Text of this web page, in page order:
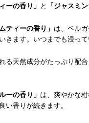
ーの香り」 と 「ジャスミ
ティーの香り」 は、ベル
きます。いつまでも浸って
る天然成分がたっぷり配
ーの香り」 は、爽やかな
い香りが続きます。